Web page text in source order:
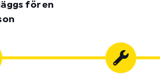
för en